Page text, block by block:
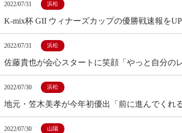
2022/07/31 浜松
K-mix杯 GII ウィナーズカップの優勝戦速報を
2022/07/31 浜松
佐藤貴也が会心スタートに笑顔「やっと自分の
2022/07/30 浜松
地元・笠木美孝が今年初優出「前に進んでくれ
2022/07/30 山陽